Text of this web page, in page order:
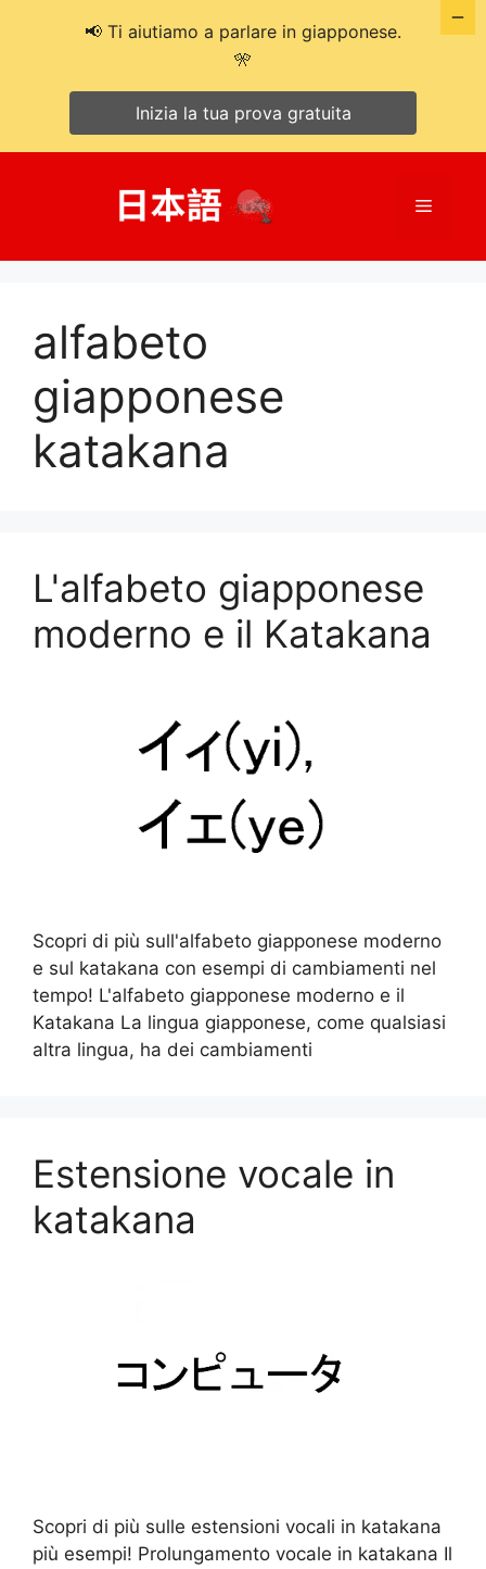
Menù
alfabeto
giapponese
katakana
L'alfabeto giapponese
moderno e il Katakana
Scopri di più sull'alfabeto giapponese moderno
e sul katakana con esempi di cambiamenti nel
tempo! L'alfabeto giapponese moderno e il
Katakana La lingua giapponese, come qualsiasi
altra lingua, ha dei cambiamenti
Estensione vocale in
katakana
Scopri di più sulle estensioni vocali in katakana
più esempi! Prolungamento vocale in katakana Il
📢 Ti aiutiamo a parlare in giapponese.
🎌
Inizia la tua prova gratuita